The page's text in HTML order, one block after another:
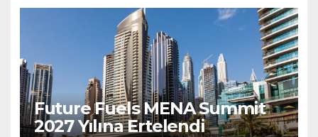
Future Fuels MENA Summit
2027 Yılına Ertelendi